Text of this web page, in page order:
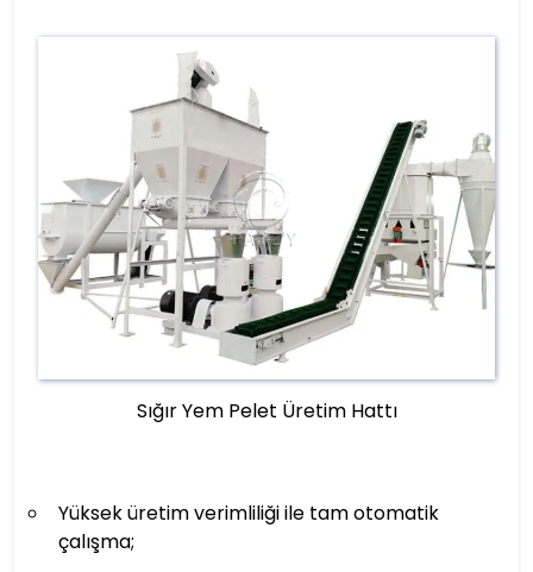
Sığır Yem Pelet Üretim Hattı
Yüksek üretim verimliliği ile tam otomatik
çalışma;